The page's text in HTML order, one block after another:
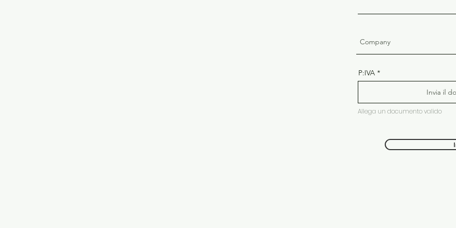
P:IVA
Invia il
Allega un documento valido